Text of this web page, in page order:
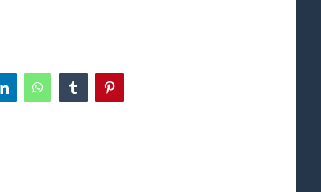
LinkedInWhatsAppTumblrPinterest